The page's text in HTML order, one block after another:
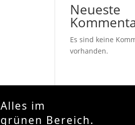
Neueste
Es sind keine
vorhanden.
Alles im
grünen Bereich.